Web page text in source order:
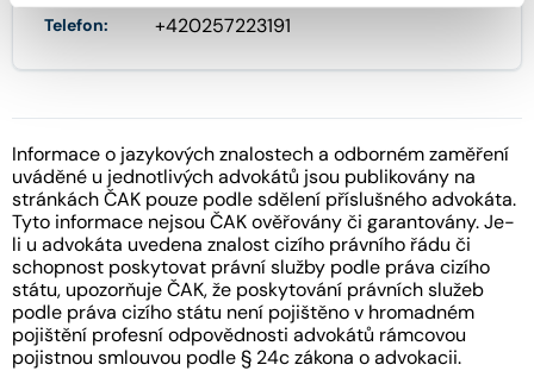
Telefon: +420257223191
Informace o jazykových znalostech a odborném zaměření
uváděné u jednotlivých advokátů jsou publikovány na
stránkách ČAK pouze podle sdělení příslušného advokáta.
Tyto informace nejsou ČAK ověřovány či garantovány. Je-
li u advokáta uvedena znalost cizího právního řádu či
schopnost poskytovat právní služby podle práva cizího
státu, upozorňuje ČAK, že poskytování právních služeb
podle práva cizího státu není pojištěno v hromadném
pojištění profesní odpovědnosti advokátů rámcovou
pojistnou smlouvou podle § 24c zákona o advokacii.